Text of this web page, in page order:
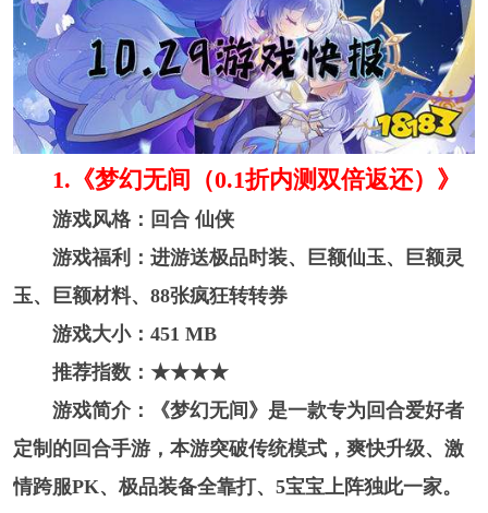
1.《梦幻无间（0.1折内测双倍返还）》
游戏风格：回合 仙侠
游戏福利：进游送极品时装、巨额仙玉、巨额灵
玉、巨额材料、88张疯狂转转券
游戏大小：451 MB
推荐指数：★★★★
游戏简介：《梦幻无间》是一款专为回合爱好者
定制的回合手游，本游突破传统模式，爽快升级、激
情跨服PK、极品装备全靠打、5宝宝上阵独此一家。